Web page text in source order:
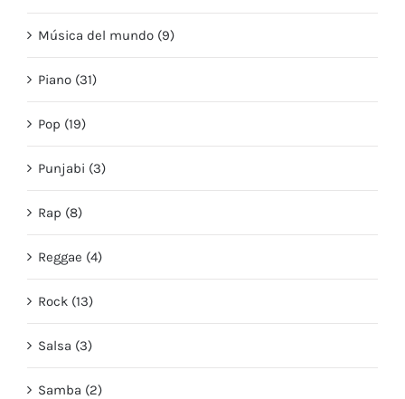
Música del mundo (9)
Piano (31)
Pop (19)
Punjabi (3)
Rap (8)
Reggae (4)
Rock (13)
Salsa (3)
Samba (2)